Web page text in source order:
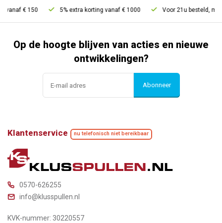
150 5% extra korting vanaf € 1000 Voor 21u besteld, morgen in
Op de hoogte blijven van acties en nieuwe
ontwikkelingen?
Abonneer
Klantenservice nu telefonisch niet bereikbaar
0570-626255
info@klusspullen.nl
KVK-nummer: 30220557